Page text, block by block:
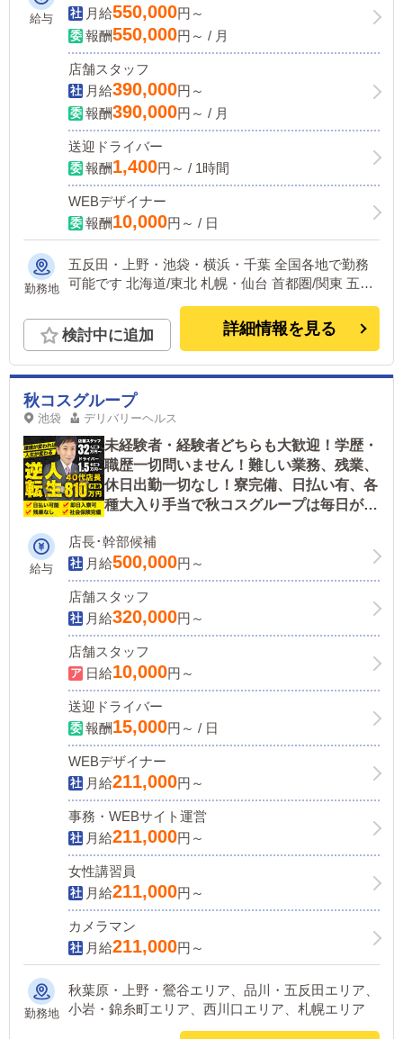
給与
月給550,000円～
報酬550,000円～ / 月
店舗スタッフ
月給390,000円～
報酬390,000円～ / 月
送迎ドライバー
報酬1,400円～ / 1時間
WEBデザイナー
報酬10,000円～ / 日
勤務地
五反田・上野・池袋・横浜・千葉 全国各地で勤務
可能です 北海道/東北 札幌・仙台 首都圏/関東 五反
田・上野・池袋・新宿・横浜・千葉 中部 浜松・名
古屋 関西 大阪・京都・神戸・奈良 中国/四国 広島
九州 福岡・熊本
検討中に追加 詳細情報を見る
秋コスグループ
池袋 デリバリーヘルス
未経験者・経験者どちらも大歓迎！学歴・
職歴一切問いません！難しい業務、残業、
休日出勤一切なし！寮完備、日払い有、各
種大入り手当で秋コスグループは毎日がお
給与
店長･幹部候補
月給500,000円～
店舗スタッフ
月給320,000円～
店舗スタッフ
日給10,000円～
送迎ドライバー
報酬15,000円～ / 日
WEBデザイナー
月給211,000円～
事務・WEBサイト運営
月給211,000円～
女性講習員
月給211,000円～
カメラマン
月給211,000円～
勤務地
秋葉原・上野・鶯谷エリア、品川・五反田エリア、
小岩・錦糸町エリア、西川口エリア、札幌エリア